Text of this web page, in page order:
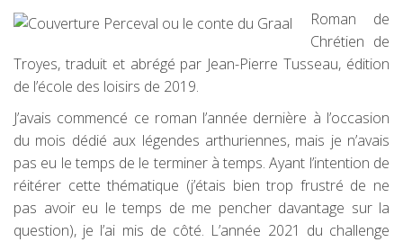
Roman de
Chrétien de
Troyes, traduit et abrégé par Jean-Pierre Tusseau, édition
de l’école des loisirs de 2019.
J’avais commencé ce roman l’année dernière à l’occasion
du mois dédié aux légendes arthuriennes, mais je n’avais
pas eu le temps de le terminer à temps. Ayant l’intention de
réitérer cette thématique (j’étais bien trop frustré de ne
pas avoir eu le temps de me pencher davantage sur la
question), je l’ai mis de côté. L’année 2021 du challenge